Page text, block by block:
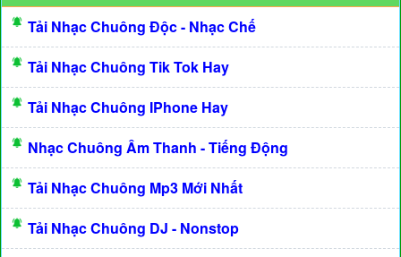
Tải Nhạc Chuông Độc - Nhạc Chế
Tải Nhạc Chuông Tik Tok Hay
Tải Nhạc Chuông IPhone Hay
Nhạc Chuông Âm Thanh - Tiếng Động
Tải Nhạc Chuông Mp3 Mới Nhất
Tải Nhạc Chuông DJ - Nonstop